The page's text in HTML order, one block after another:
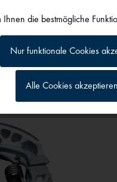
die bestmögliche
Nur funktionale Cookies
Alle Cookies akzeptieren